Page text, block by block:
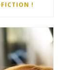
!